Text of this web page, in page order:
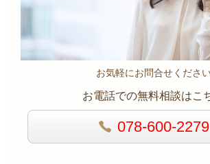
お気軽にお問合せくださ
お電話での無料相談はこ
078-600-2279